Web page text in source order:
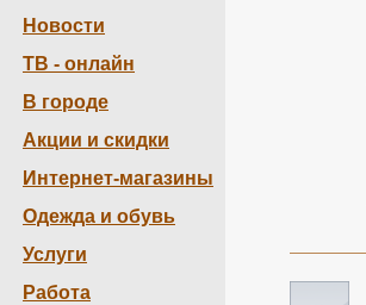
Новости
ТВ - онлайн
В городе
Акции и скидки
Интернет-магазины
Одежда и обувь
Услуги
Работа